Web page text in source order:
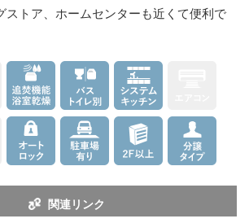
ストア、ホームセンターも近くて便利で
関連リンク